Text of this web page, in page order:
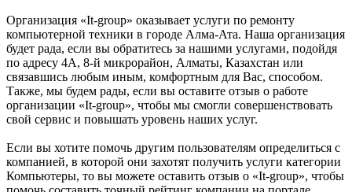
Организация «It-group» оказывает услуги по ремонту
компьютерной техники в городе Алма-Ата. Наша организация
будет рада, если вы обратитесь за нашими услугами, подойдя
по адресу 4А, 8-й микрорайон, Алматы, Казахстан или
связавшись любым иным, комфортным для Вас, способом.
Также, мы будем рады, если вы оставите отзыв о работе
организации «It-group», чтобы мы смогли совершенствовать
свой сервис и повышать уровень наших услуг.
Если вы хотите помочь другим пользователям определиться с
компанией, в которой они захотят получить услуги категории
Компьютеры, то вы можете оставить отзыв о «It-group», чтобы